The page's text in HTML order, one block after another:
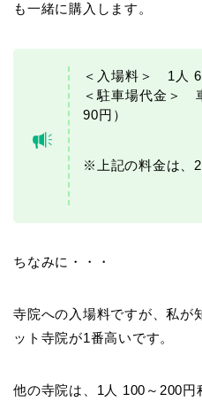
も一緒に購入します。
＜入場料＞ 1人
＜駐車場代金＞
90円）
※上記の料金は、
ちなみに・・・
寺院への入場料ですが、私が
ット寺院が1番高いです。
他の寺院は、1人 100～200円